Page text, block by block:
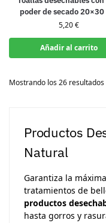
poder de secado 20×30
5,20€
Añadir al carrito
Mostrando los 26 resultados
Productos
Natural
Garantiza la
tratamientos de
productos
hasta gorros y